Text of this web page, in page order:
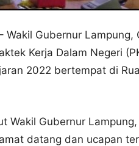
Wakil Gubernur Lampung,
Kerja Dalam Negeri
2022 bertempat di
Wakil Gubernur
datang dan ucapan